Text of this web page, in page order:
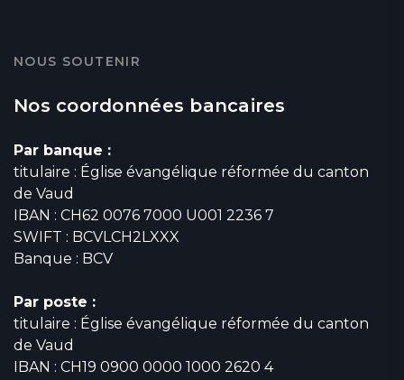
NOUS SOUTENIR
Nos coordonnées bancaires
Par banque :
titulaire : Église évangélique réformée du canton
de Vaud
IBAN : CH62 0076 7000 U001 2236 7
SWIFT : BCVLCH2LXXX
Banque : BCV
Par poste :
titulaire : Église évangélique réformée du canton
de Vaud
IBAN : CH19 0900 0000 1000 2620 4